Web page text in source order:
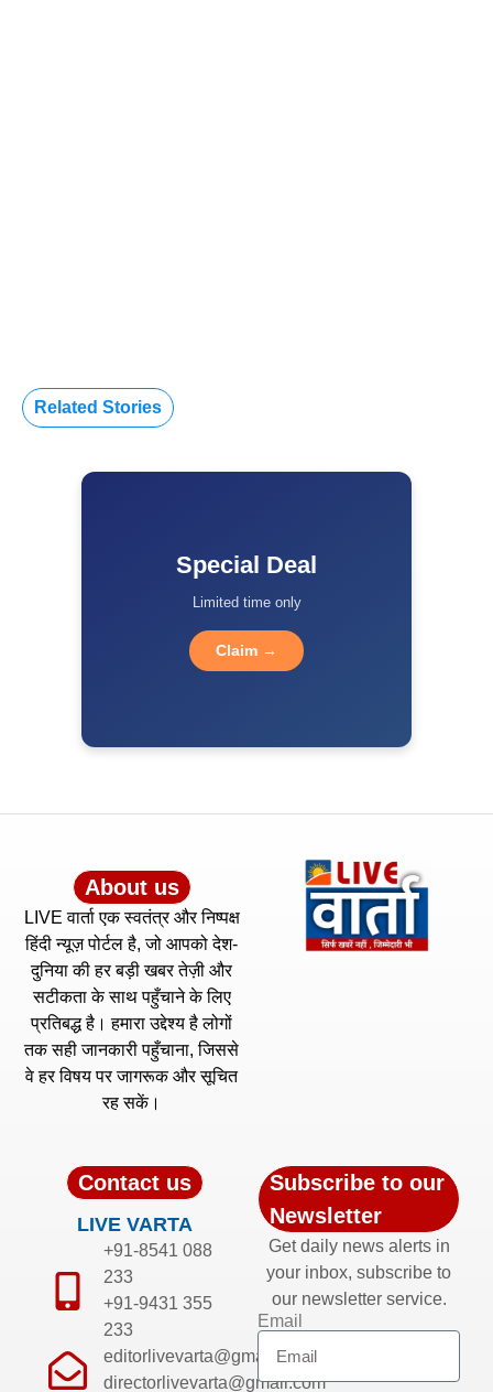
Related Stories
Special Deal
Limited time only
Claim →
About us
LIVE वार्ता एक स्वतंत्र और निष्पक्ष
हिंदी न्यूज़ पोर्टल है, जो आपको देश-
दुनिया की हर बड़ी खबर तेज़ी और
सटीकता के साथ पहुँचाने के लिए
प्रतिबद्ध है। हमारा उद्देश्य है लोगों
तक सही जानकारी पहुँचाना, जिससे
वे हर विषय पर जागरूक और सूचित
रह सकें।
Contact us
LIVE VARTA
+91-8541 088
233
+91-9431 355
233
editorlivevarta@gmail.com
directorlivevarta@gmail.com
Subscribe to our
Newsletter
Get daily news alerts in
your inbox, subscribe to
our newsletter service.
Email